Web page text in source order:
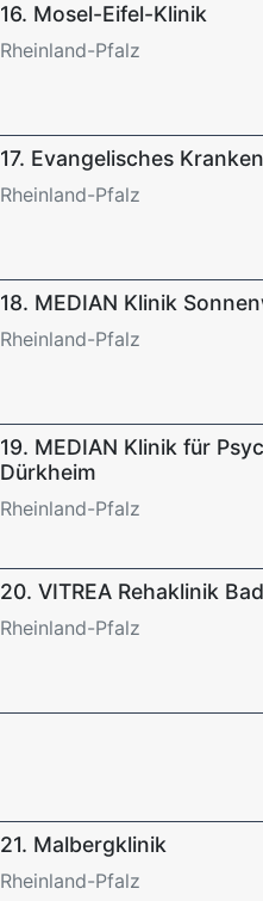
16. Mosel-Eifel-Klinik
Rheinland-Pfalz
17. Evangelisches
Rheinland-Pfalz
18. MEDIAN Klinik
Rheinland-Pfalz
19. MEDIAN Klinik für
Dürkheim
Rheinland-Pfalz
20. VITREA Rehaklinik
Rheinland-Pfalz
21. Malbergklinik
Rheinland-Pfalz